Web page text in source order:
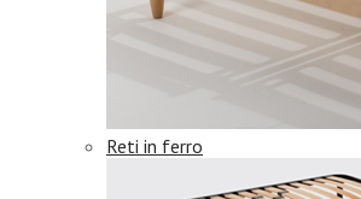
Reti in ferro